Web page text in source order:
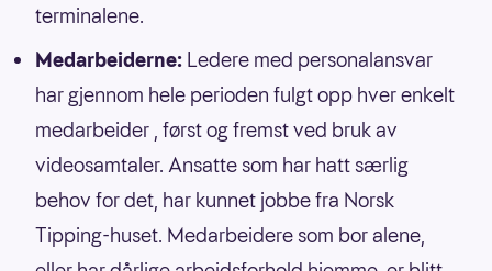
terminalene.
Medarbeiderne: Ledere med personalansvar
har gjennom hele perioden fulgt opp hver enkelt
medarbeider , først og fremst ved bruk av
videosamtaler. Ansatte som har hatt særlig
behov for det, har kunnet jobbe fra Norsk
Tipping-huset. Medarbeidere som bor alene,